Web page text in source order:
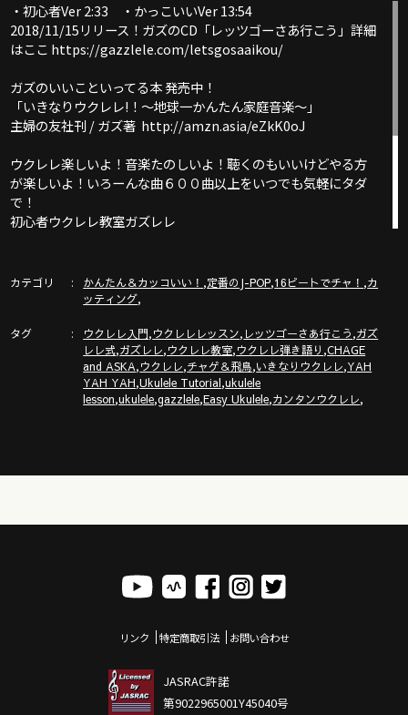
・初心者Ver 2:33 ・かっこいいVer 13:54
2018/11/15リリース！ガズのCD「レッツゴーさあ行こう」詳細
はここ https://gazzlele.com/letsgosaaikou/
ガズのいいこといってる本 発売中！
「いきなりウクレレ!！〜地球一かんたん家庭音楽〜」
主婦の友社刊 / ガズ著 http://amzn.asia/eZkK0oJ
ウクレレ楽しいよ！音楽たのしいよ！聴くのもいいけどやる方
が楽しいよ！いろーんな曲６００曲以上をいつでも気軽にタダ
で！
初心者ウクレレ教室ガズレレ
http://www.gazzlele.com/youtube
ガズレレホームページ
http://www.gazzlele.com/
カテゴリ かんたん＆カッコいい！ ,定番のJ-POP,16ビートでチャ！ ,カ
ッティング,
タグ ウクレレ入門,ウクレレレッスン, レッツゴーさあ行こう,ガズ
レレ式,ガズレレ,ウクレレ教室,ウクレレ弾き語り ,CHAGE
and ASKA,ウクレレ,チャゲ＆飛鳥,いきなりウクレレ,YAH
YAH YAH,Ukulele Tutorial,ukulele
lesson,ukulele,gazzlele,Easy Ukulele,カンタンウクレレ,
リンク 特定商取引法 お問い合わせ
JASRAC許諾
第9022965001Y45040号